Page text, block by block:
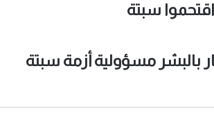
بالبشر مسؤولية أزمة سبتة